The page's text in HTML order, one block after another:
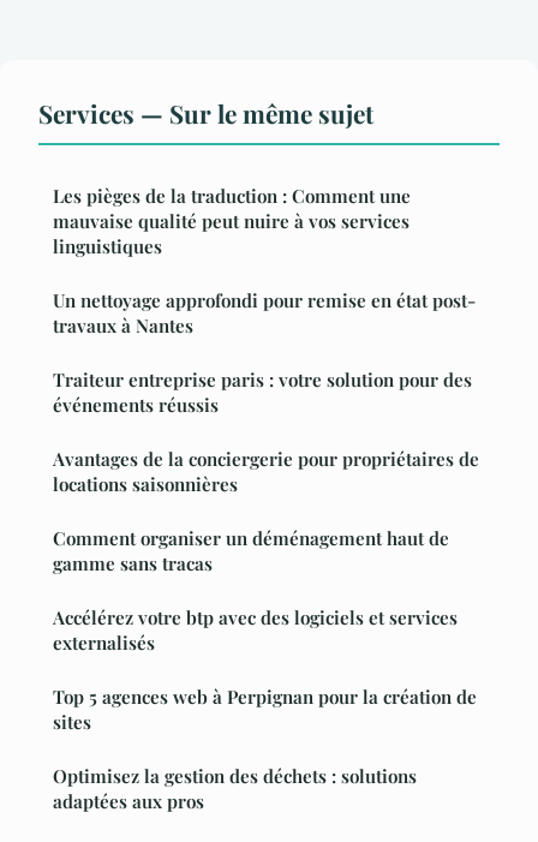
Services — Sur le même sujet
Les pièges de la traduction : Comment une
mauvaise qualité peut nuire à vos services
linguistiques
Un nettoyage approfondi pour remise en état post-
travaux à Nantes
Traiteur entreprise paris : votre solution pour des
événements réussis
Avantages de la conciergerie pour propriétaires de
locations saisonnières
Comment organiser un déménagement haut de
gamme sans tracas
Accélérez votre btp avec des logiciels et services
externalisés
Top 5 agences web à Perpignan pour la création de
sites
Optimisez la gestion des déchets : solutions
adaptées aux pros